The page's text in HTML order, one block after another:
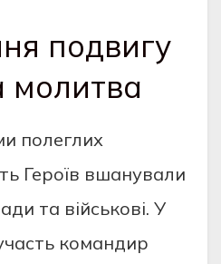
подвигу
молитва
полеглих
Героїв вшанували
та військові. У
командир